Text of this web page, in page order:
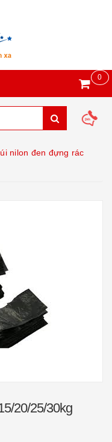
0
nilon đen đựng rác
20/25/30kg